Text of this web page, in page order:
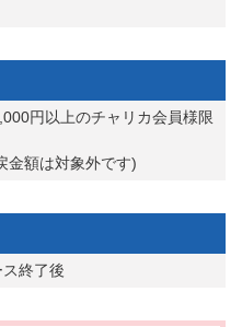
円以上のチャリカ会員様限
金額は対象外です)
終了後